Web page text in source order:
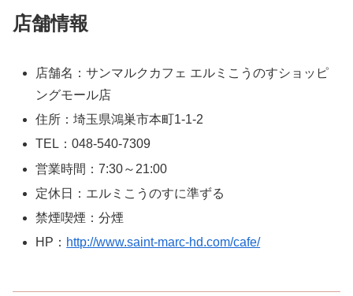
店舗情報
店舗名：サンマルクカフェ エルミこうのすショッピ
ングモール店
住所：埼玉県鴻巣市本町1-1-2
TEL：048-540-7309
営業時間：7:30～21:00
定休日：エルミこうのすに準ずる
禁煙喫煙：分煙
HP： http://www.saint-marc-hd.com/cafe/